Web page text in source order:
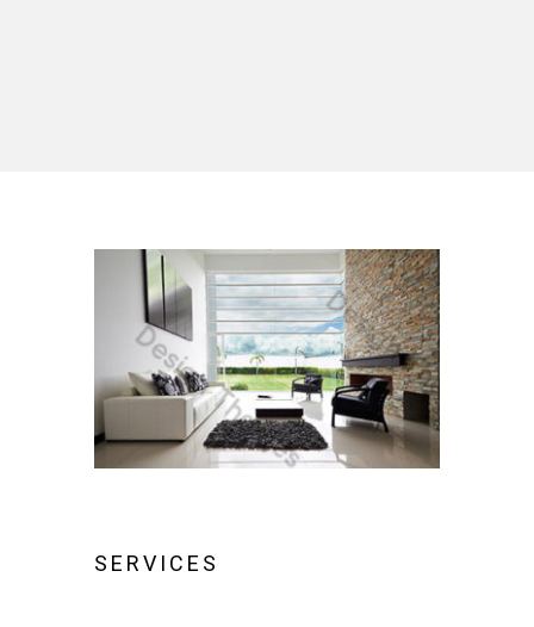
SERVICES